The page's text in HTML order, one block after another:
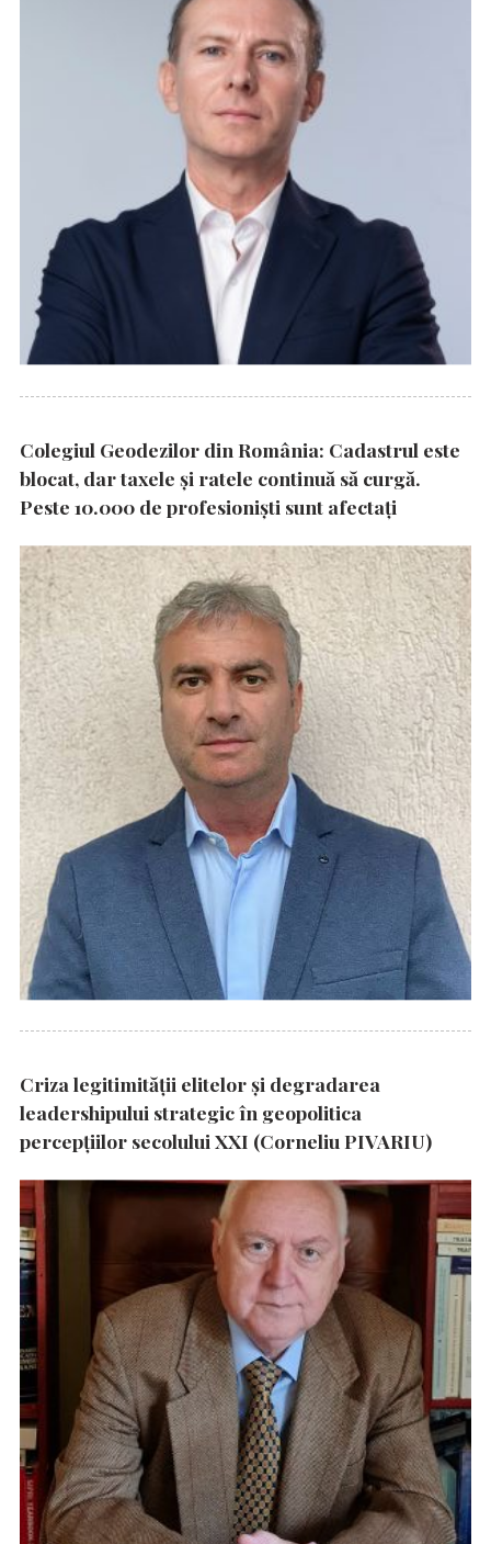
Colegiul Geodezilor din România: Cadastrul este
blocat, dar taxele și ratele continuă să curgă.
Peste 10.000 de profesioniști sunt afectați
Criza legitimității elitelor și degradarea
leadershipului strategic în geopolitica
percepțiilor secolului XXI (Corneliu PIVARIU)